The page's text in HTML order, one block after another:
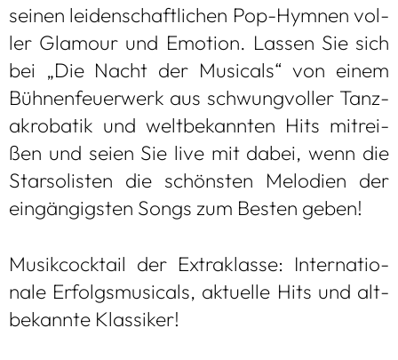
sei­nen lei­den­schaft­li­chen Pop-Hym­nen vol­
ler Gla­mour und Emo­tion. Las­sen Sie sich
bei „Die Nacht der Musi­cals“ von einem
Büh­nen­feu­er­werk aus schwung­vol­ler Tanz­
akro­ba­tik und welt­be­kann­ten Hits mit­rei­
ßen und seien Sie live mit dabei, wenn die
Star­so­lis­ten die schöns­ten Melo­dien der
ein­gän­gigs­ten Songs zum Bes­ten geben!
Musik­cock­tail der Extra­klasse: Inter­na­tio­
nale Erfolgs­mu­si­cals, aktu­elle Hits und alt­
be­kannte Klas­si­ker!